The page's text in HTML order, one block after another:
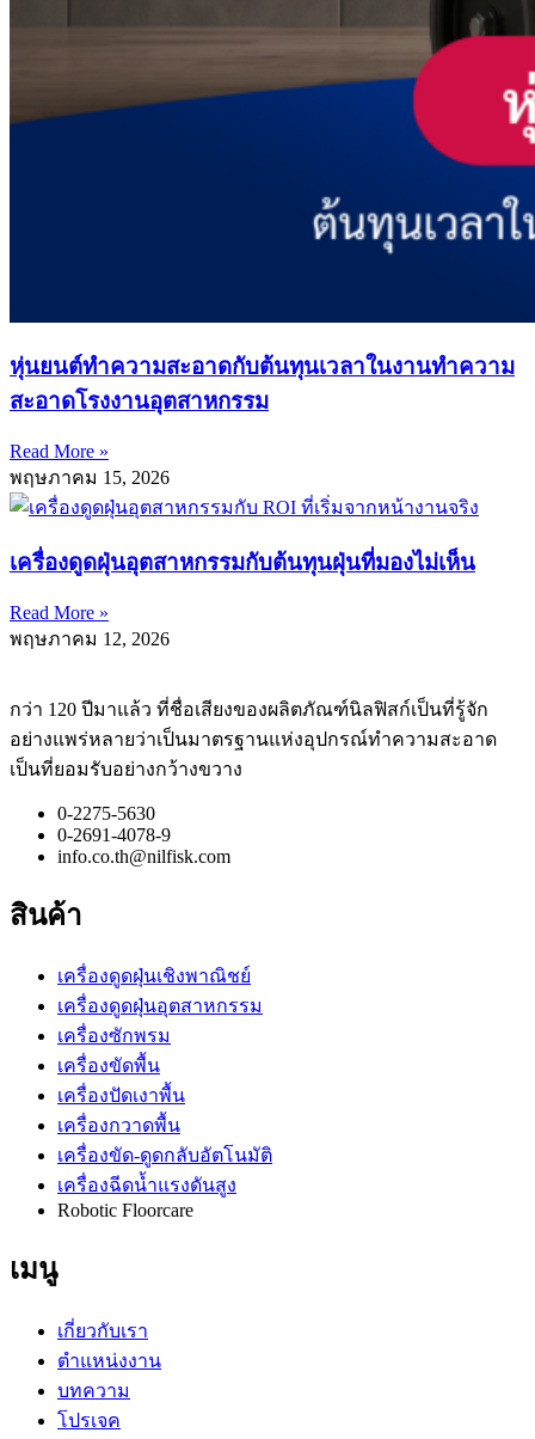
หุ่นยนต์ทำความสะอาดกับต้นทุนเวลาในงานทำความ
สะอาดโรงงานอุตสาหกรรม
Read More »
พฤษภาคม 15, 2026
เครื่องดูดฝุ่นอุตสาหกรรมกับต้นทุนฝุ่นที่มองไม่เห็น
Read More »
พฤษภาคม 12, 2026
กว่า 120 ปีมาแล้ว ที่ชื่อเสียงของผลิตภัณฑ์นิลฟิสก์เป็นที่รู้จัก
อย่างแพร่หลายว่าเป็นมาตรฐานแห่งอุปกรณ์ทำความสะอาด
เป็นที่ยอมรับอย่างกว้างขวาง
0-2275-5630
0-2691-4078-9
info.co.th@nilfisk.com
สินค้า
เครื่องดูดฝุ่นเชิงพาณิชย์
เครื่องดูดฝุ่นอุตสาหกรรม
เครื่องซักพรม
เครื่องขัดพื้น
เครื่องปัดเงาพื้น
เครื่องกวาดพื้น
เครื่องขัด-ดูดกลับอัตโนมัติ
เครื่องฉีดน้ำแรงดันสูง
Robotic Floorcare
เมนู
เกี่ยวกับเรา
ตำแหน่งงาน
บทความ
โปรเจค